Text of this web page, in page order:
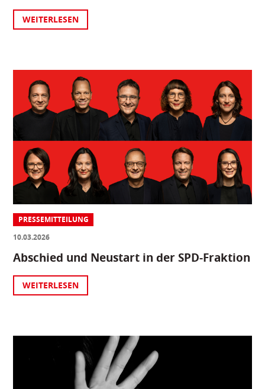
WEITERLESEN
PRESSEMITTEILUNG
10.03.2026
Abschied und Neustart in der SPD-Fraktion
WEITERLESEN